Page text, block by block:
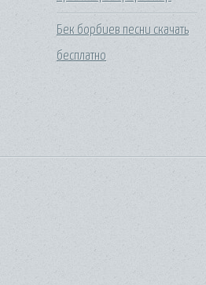
Бек борбиев песни скачать
бесплатно